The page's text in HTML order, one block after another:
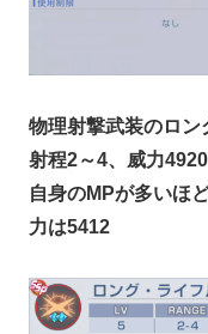
物理射撃武装のロン
射程2～4、威力
自身のMPが多いほ
力は5412